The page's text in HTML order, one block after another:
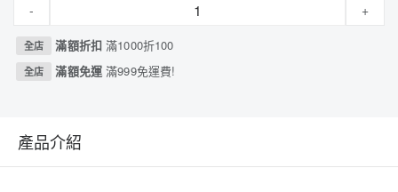
- +
全店 滿額折扣滿1000折100
全店 滿額免運滿999免運費!
產品介紹